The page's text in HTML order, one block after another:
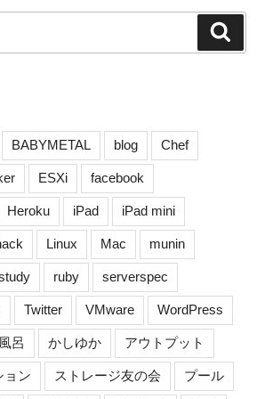
BABYMETAL blog Chef
ESXi facebook
Heroku iPad iPad mini
Linux Mac munin
ruby serverspec
Twitter VMware WordPress
呂 かしゆか アウトプット
ョン ストレージ友の会 プール